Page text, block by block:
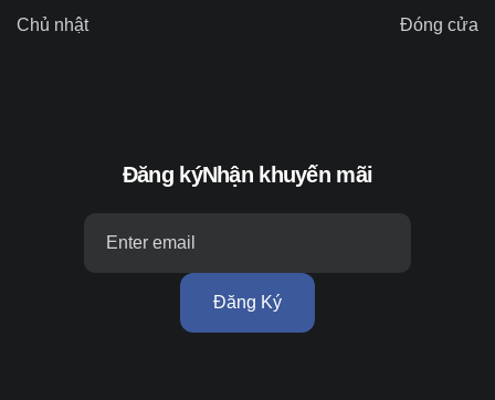
Chủ nhật Đóng cửa
Đăng kýNhận khuyến mãi
Đăng Ký